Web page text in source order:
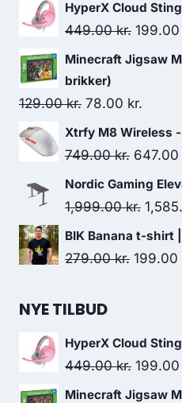
HyperX Cloud
449.00kr. Original
price
449.00
199.00
Minecraft Jigsaw
brikker)
129.00kr. Original
price
was:
78.00 kr.
price
is:
Xtrfy M8 Wireless
749.00kr. Original
price
was:
749.00
647.00
Nordic Gaming
1,999.00kr.
price
was:
BIK Banana t-shirt
279.00kr. Original
199.00
NYE TILBUD
HyperX Cloud
449.00kr. Original
price
199.00
Minecraft Jigsaw